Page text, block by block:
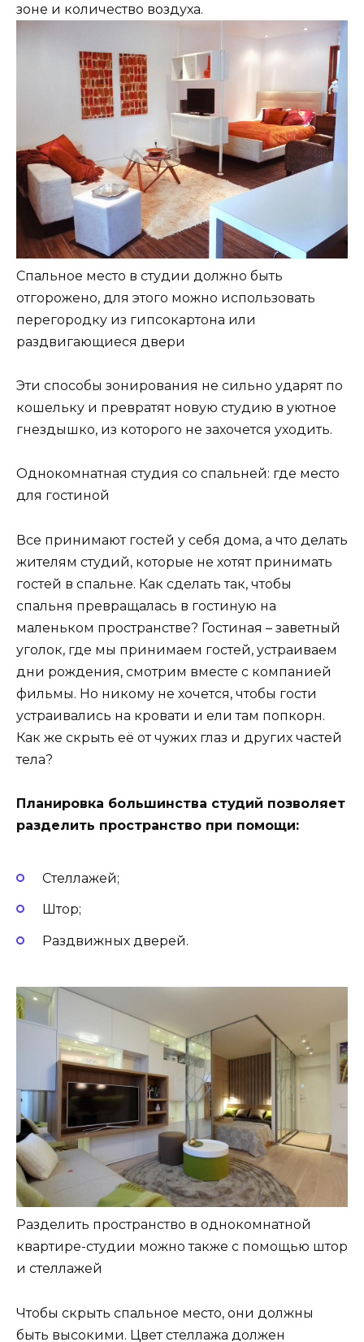
зоне и количество воздуха.
Спальное место в студии должно быть
отгорожено, для этого можно использовать
перегородку из гипсокартона или
раздвигающиеся двери
Эти способы зонирования не сильно ударят по
кошельку и превратят новую студию в уютное
гнездышко, из которого не захочется уходить.
Однокомнатная студия со спальней: где место
для гостиной
Все принимают гостей у себя дома, а что делать
жителям студий, которые не хотят принимать
гостей в спальне. Как сделать так, чтобы
спальня превращалась в гостиную на
маленьком пространстве? Гостиная – заветный
уголок, где мы принимаем гостей, устраиваем
дни рождения, смотрим вместе с компанией
фильмы. Но никому не хочется, чтобы гости
устраивались на кровати и ели там попкорн.
Как же скрыть её от чужих глаз и других частей
тела?
Планировка большинства студий позволяет
разделить пространство при помощи:
Стеллажей;
Штор;
Раздвижных дверей.
Разделить пространство в однокомнатной
квартире-студии можно также с помощью штор
и стеллажей
Чтобы скрыть спальное место, они должны
быть высокими. Цвет стеллажа должен